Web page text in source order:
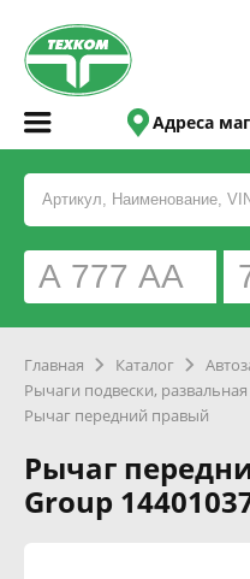
Адреса
Главная Каталог
Рычаги подвески,
Рычаг передний правый
Рычаг
Group